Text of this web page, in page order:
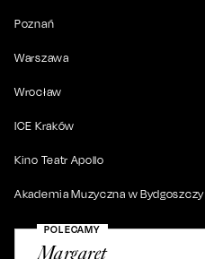
POLECAMY
Margaret
Poznań
Warszawa
Wrocław
ICE Kraków
Kino Teatr Apollo
Akademia Muzyczna w Bydgoszczy